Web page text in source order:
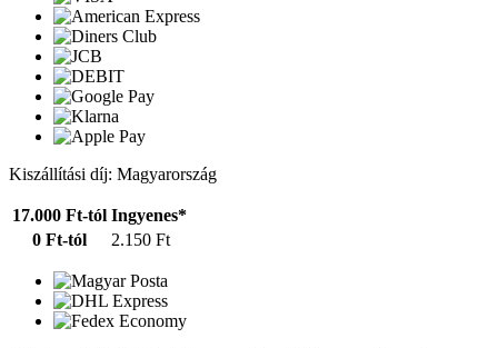
Kiszállítási díj: Magyarország
17.000 Ft-tól Ingyenes*
0 Ft-tól
2.150 Ft